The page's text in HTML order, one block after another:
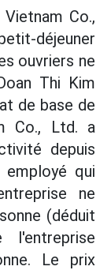
Co.,
déjeuner
ouvriers ne
Thi Kim
de base de
Co., Ltd. a
depuis
employé qui
ne
(déduit
Le prix